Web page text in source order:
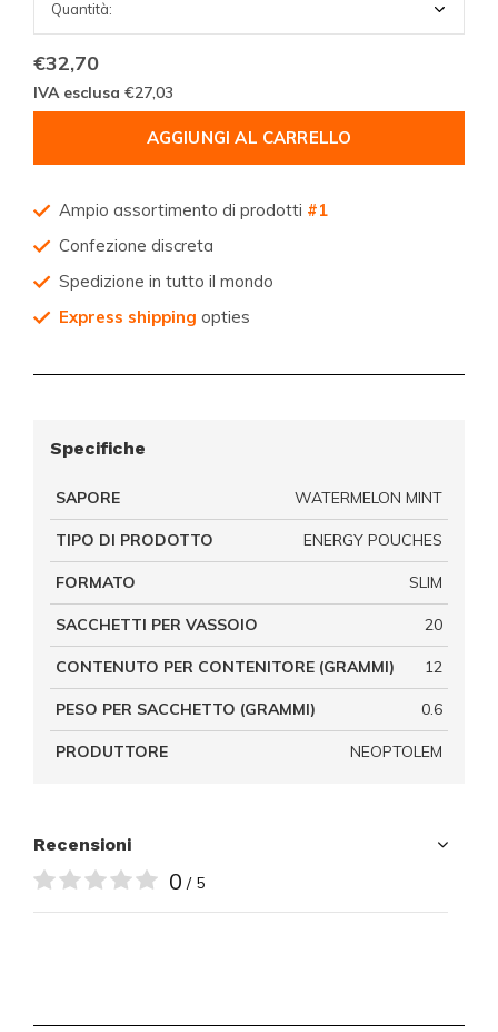
€32,70
IVA esclusa €27,03
AGGIUNGI AL CARRELLO
Ampio assortimento di prodotti #1
Confezione discreta
Spedizione in tutto il mondo
Express shipping opties
Recensioni
0 / 5
Specifiche
SAPORE WATERMELON MINT
TIPO DI PRODOTTO ENERGY POUCHES
FORMATO SLIM
SACCHETTI PER VASSOIO 20
CONTENUTO PER CONTENITORE (GRAMMI) 12
PESO PER SACCHETTO (GRAMMI) 0.6
PRODUTTORE NEOPTOLEM